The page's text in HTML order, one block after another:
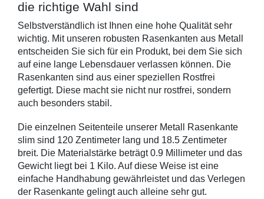
die richtige Wahl sind
Selbstverständlich ist Ihnen eine hohe Qualität sehr
wichtig. Mit unseren robusten Rasenkanten aus Metall
entscheiden Sie sich für ein Produkt, bei dem Sie sich
auf eine lange Lebensdauer verlassen können. Die
Rasenkanten sind aus einer speziellen Rostfrei
gefertigt. Diese macht sie nicht nur rostfrei, sondern
auch besonders stabil.
Die einzelnen Seitenteile unserer Metall Rasenkante
slim sind 120 Zentimeter lang und 18.5 Zentimeter
breit. Die Materialstärke beträgt 0.9 Millimeter und das
Gewicht liegt bei 1 Kilo. Auf diese Weise ist eine
einfache Handhabung gewährleistet und das Verlegen
der Rasenkante gelingt auch alleine sehr gut.